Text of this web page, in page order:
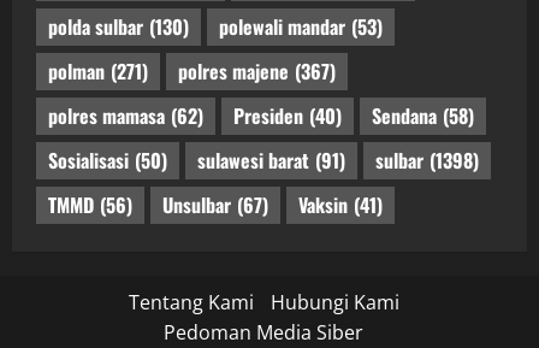
polda sulbar (130) polewali mandar (53)
polman (271) polres majene (367)
polres mamasa (62) Presiden (40) Sendana (58)
Sosialisasi (50) sulawesi barat (91) sulbar (1398)
TMMD (56) Unsulbar (67) Vaksin (41)
Tentang Kami
Hubungi Kami
Pedoman Media Siber